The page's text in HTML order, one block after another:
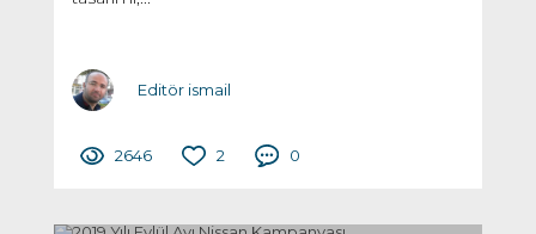
Editör ismail
2646 2 0